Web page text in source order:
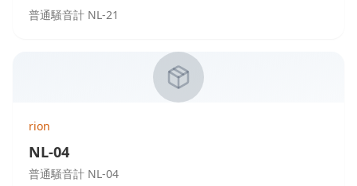
普通騒音計 NL-21
rion
NL-04
普通騒音計 NL-04